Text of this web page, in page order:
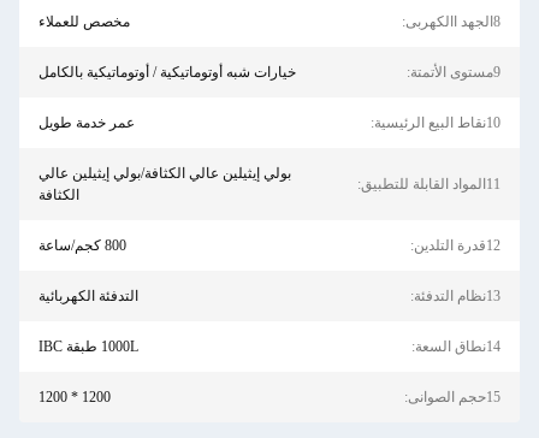
8الجهد االكهربى: مخصص للعملاء
9مستوى الأتمتة: خيارات شبه أوتوماتيكية / أوتوماتيكية بالكامل
10نقاط البيع الرئيسية: عمر خدمة طويل
11المواد القابلة للتطبيق:
بولي إيثيلين عالي الكثافة/بولي إيثيلين عالي
الكثافة
12قدرة التلدين: 800 كجم/ساعة
13نظام التدفئة: التدفئة الكهربائية
14نطاق السعة: 1000L طبقة IBC
15حجم الصوانى: 1200 * 1200